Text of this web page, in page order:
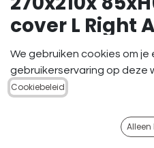
cover L Right
109,95€
We gebruiken cookies om
gebruikerservaring op deze
Cookiebeleid
Alleen